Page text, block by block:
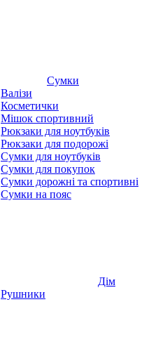
Сумки
Валізи
Косметички
Мішок спортивний
Рюкзаки для ноутбуків
Рюкзаки для подорожі
Сумки для ноутбуків
Сумки для покупок
Сумки дорожні та спортивні
Сумки на пояс
Дім
Рушники